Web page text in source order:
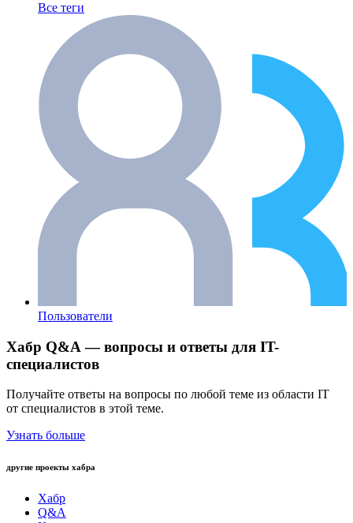
Все теги
Пользователи
Хабр Q&A — вопросы и ответы для IT-
специалистов
Получайте ответы на вопросы по любой теме из области IT
от специалистов в этой теме.
Узнать больше
другие проекты хабра
Хабр
Q&A